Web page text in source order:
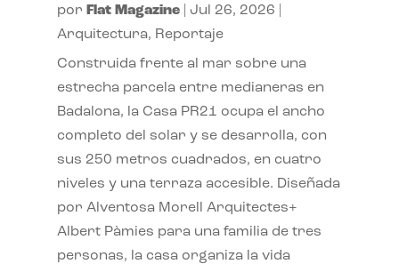
por Flat Magazine| Jul 26, 2026
Arquitectura, Reportaje
Construida frente al mar sobre una
estrecha parcela entre medianeras en
Badalona, la Casa PR21 ocupa el ancho
completo del solar y se desarrolla, con
sus 250 metros cuadrados, en cuatro
niveles y una terraza accesible. Diseñada
por Alventosa Morell Arquitectes+
Albert Pàmies para una familia de tres
personas, la casa organiza la vida